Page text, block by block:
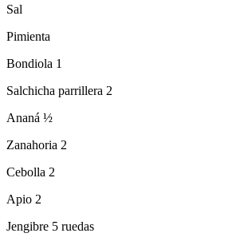
Sal
Pimienta
Bondiola 1
Salchicha parrillera 2
Ananá ½
Zanahoria 2
Cebolla 2
Apio 2
Jengibre 5 ruedas